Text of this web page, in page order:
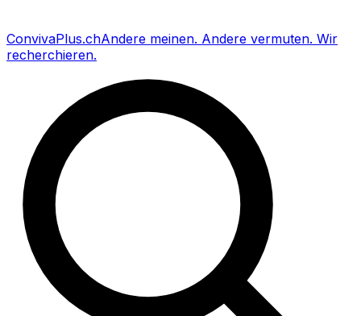
ConvivaPlus.chAndere meinen. Andere vermuten. Wir
recherchieren.